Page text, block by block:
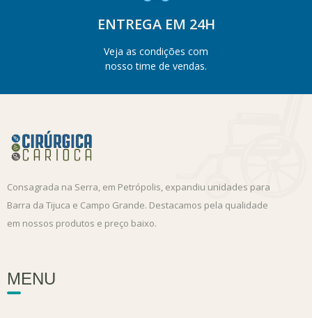
ENTREGA EM 24H
Veja as condições com
nosso time de vendas.
Consagrada na Serra, em Petrópolis, expandiu unidades para
Barra da Tijuca e Campo Grande. Destacamos pela qualidade
em nossos produtos e preço baixo.
MENU